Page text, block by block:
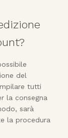
del
tutti
la consegna
sarà
la procedura